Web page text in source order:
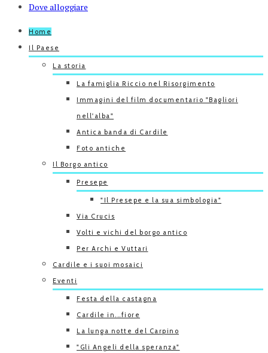
Dove alloggiare
Home
Il Paese
La storia
La famiglia Riccio nel Risorgimento
Immagini del film documentario "Bagliori
nell'alba"
Antica banda di Cardile
Foto antiche
Il Borgo antico
Presepe
"Il Presepe e la sua simbologia"
Via Crucis
Volti e vichi del borgo antico
Per Archi e Vuttari
Cardile e i suoi mosaici
Eventi
Festa della castagna
Cardile in...fiore
La lunga notte del Carpino
"Gli Angeli della speranza"